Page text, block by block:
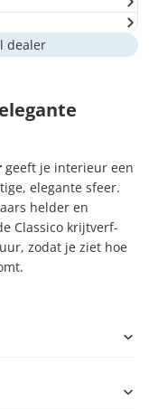
dealer
geeft je interieur een
elegante sfeer.
helder en
Classico krijtverf-
zodat je ziet hoe